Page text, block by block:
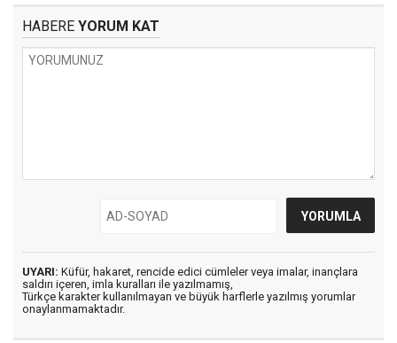
HABERE YORUM KAT
UYARI: Küfür, hakaret, rencide edici cümleler veya imalar, inançlara
saldırı içeren, imla kuralları ile yazılmamış,
Türkçe karakter kullanılmayan ve büyük harflerle yazılmış yorumlar
onaylanmamaktadır.